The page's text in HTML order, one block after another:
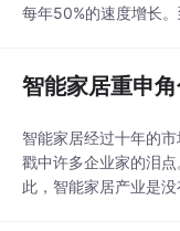
每年50%的速度增长
料被储存在云盘中，通
智能家居重申
智能家居经过十年的
戳中许多企业家的泪
此，智能家居产业是